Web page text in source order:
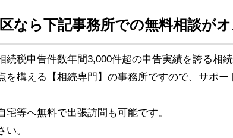
なら下記事務所での無料相談が
続税申告件数年間3,000件超の申告実績を誇る相
を構える【相続専門】の事務所ですので、サポ
等へ無料で出張訪問も可能です。
。